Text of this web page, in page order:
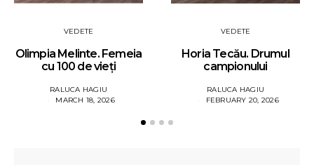
VEDETE
Olimpia Melinte. Femeia
cu 100 de vieți
RALUCA HAGIU
MARCH 18, 2026
VEDETE
Horia Tecău. Drumul
campionului
RALUCA HAGIU
FEBRUARY 20, 2026